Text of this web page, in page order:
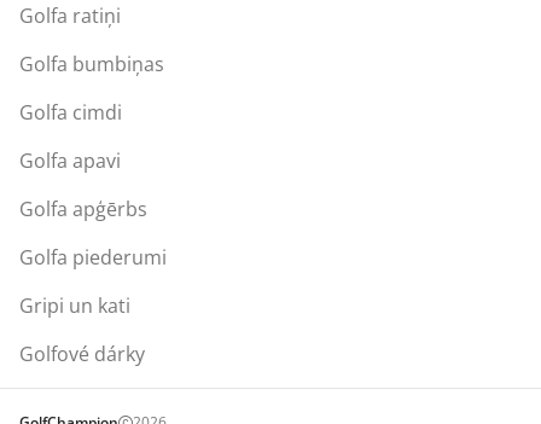
Golfa ratiņi
Golfa bumbiņas
Golfa cimdi
Golfa apavi
Golfa apģērbs
Golfa piederumi
Gripi un kati
Golfové dárky